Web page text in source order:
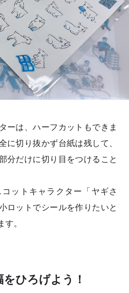
ーは、ハーフカットもできま
に切り抜かず台紙は残して、
分だけに切り目をつけること
ットキャラクター「ヤギさ
ロットでシールを作りたいと
。
ひろげよう！